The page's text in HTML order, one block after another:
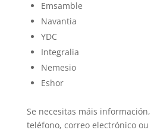
Emsamble
Navantia
YDC
Integralia
Nemesio
Eshor
Se necesitas máis
teléfono, correo electrónico